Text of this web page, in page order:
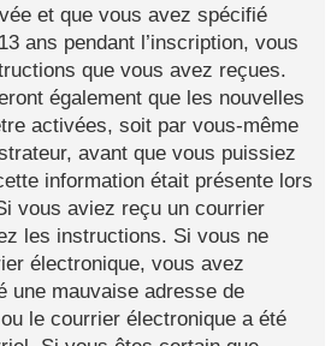
et que vous avez spécifié
ans pendant l’inscription, vous
que vous avez reçues.
également que les nouvelles
activées, soit par vous-même
avant que vous puissiez
information était présente lors
vous aviez reçu un courrier
les instructions. Si vous ne
électronique, vous avez
une mauvaise adresse de
le courrier électronique a été